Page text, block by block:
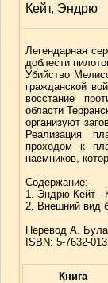
Кейт, Эндрю
Легендарная
доблести
Убийство
гражданской
восстание
области
организуют
Реализация
проходом к
наемников,
Содержание:
1. Эндрю Кейт -
2. Внешний вид
Перевод А.
ISBN: 5-7632-
Книга